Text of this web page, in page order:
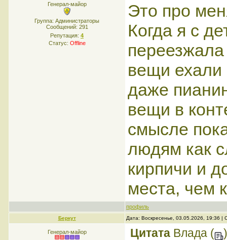
Генерал-майор
Группа: Администраторы
Сообщений: 291
Репутация: 4
Статус: Offline
Это про
Когда я с
вещи ехали
даже
вещи в
смысле
людям как
кирпичи и
места, чем
профиль
Беркут Дата: Воскресенье, 03.05.2026, 19:36
Генерал-майор Цитата Влада ( )